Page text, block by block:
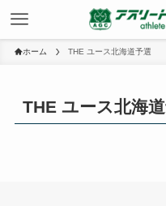
ホーム THE ユース北海道予選
THE ユース北海